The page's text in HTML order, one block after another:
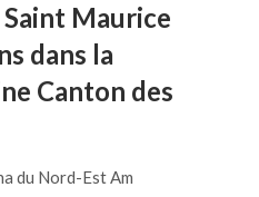
Maurice
dans la
Canton des
du Nord-Est Am